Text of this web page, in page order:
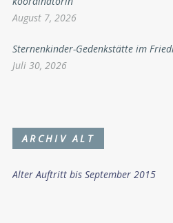
August 7, 2026
Sternenkinder-Gedenkstätte im
Juli 30, 2026
ARCHIV ALT
Alter Auftritt bis September 2015